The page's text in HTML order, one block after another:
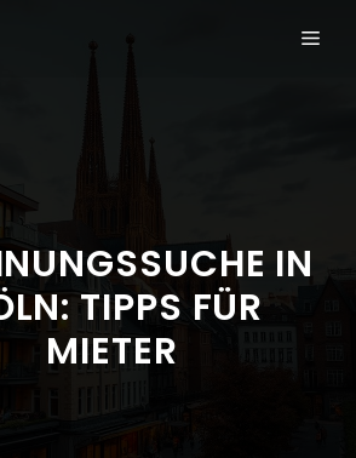
IN
TIPPS FÜR
MIETER